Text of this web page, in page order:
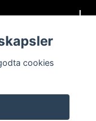
cookies